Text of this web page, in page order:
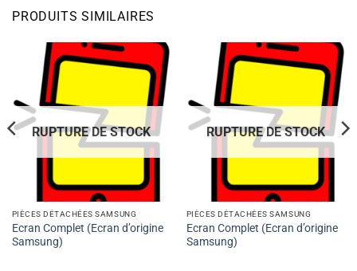
PRODUITS SIMILAIRES
RUPTURE DE STOCK
PIÈCES DÉTACHÉES SAMSUNG
Ecran Complet (Ecran d’origine
Samsung)
RUPTURE DE STOCK
PIÈCES DÉTACHÉES SAMSUNG
Ecran Complet (Ecran d’origine
Samsung)